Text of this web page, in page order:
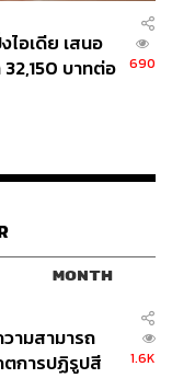
ยกร้องของ
คืนสิทธิในการ
และเรียกร้องให้
ระกันตัวให้ผู้
อไม่ทน
อเดีย เสนอ
บาทต่อ
690
MONTH
ามสามารถ
ตการปฏิรูปสี
1.6K